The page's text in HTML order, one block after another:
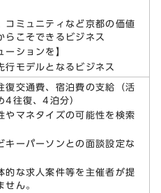
コミュニティなど京都の価値
らこそできるビジネス
ーションを】
行モデルとなるビジネス
復交通費、宿泊費の支給（活
4往復、4泊分）
やマネタイズの可能性を検索
キーパーソンとの面談設定な
的な求人案件等を主催者が提
せん。